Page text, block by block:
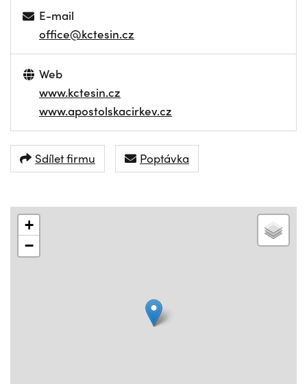
E-mail
office@kctesin.cz
Web
www.kctesin.cz
www.apostolskacirkev.cz
Sdílet firmu Poptávka
+
−